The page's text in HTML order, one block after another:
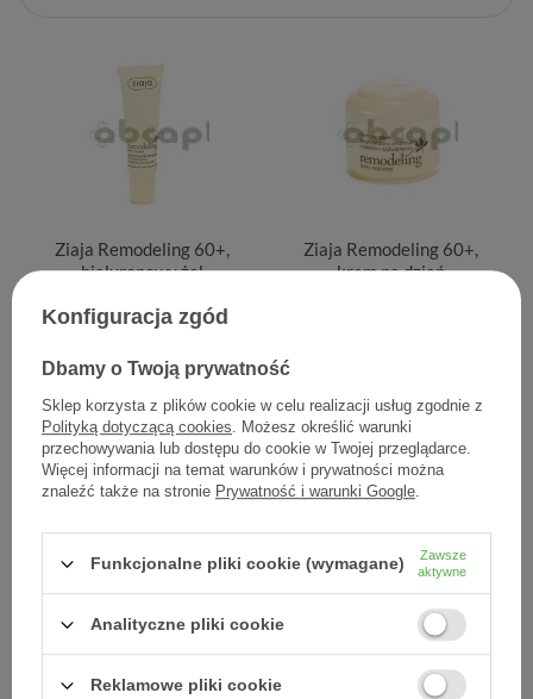
Ziaja Remodeling 60+,
hialuronowy żel
0,53 zł / szt.
Ziaja Remodeling 60+,
krem na dzień
0,38 zł / szt.
Konfiguracja zgód
Dbamy o Twoją prywatność
Sklep korzysta z plików cookie w celu realizacji usług zgodnie z
Polityką dotyczącą cookies. Możesz określić warunki
przechowywania lub dostępu do cookie w Twojej przeglądarce.
Więcej informacji na temat warunków i prywatności można
znaleźć także na stronie Prywatność i warunki Google.
Funkcjonalne pliki cookie (wymagane)
Zawsze
aktywne
Analityczne pliki cookie
Reklamowe pliki cookie